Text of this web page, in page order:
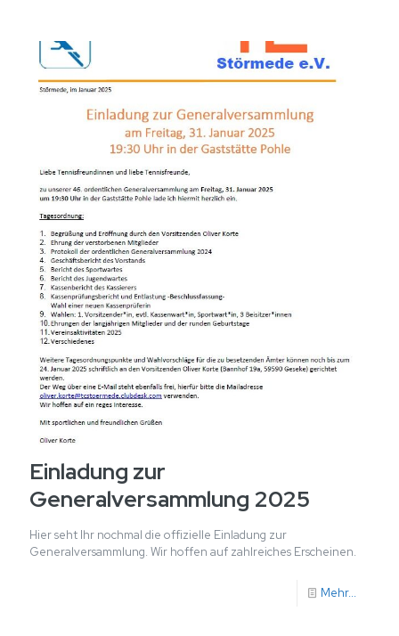
Einladung zur
Generalversammlung 2025
Hier seht Ihr nochmal die offizielle Einladung zur
Generalversammlung. Wir hoffen auf zahlreiches Erscheinen.
Mehr...